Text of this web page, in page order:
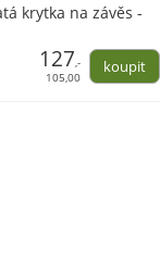
krytka na závěs -
127,-
105,00